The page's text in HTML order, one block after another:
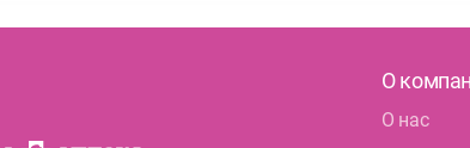
О
О нас